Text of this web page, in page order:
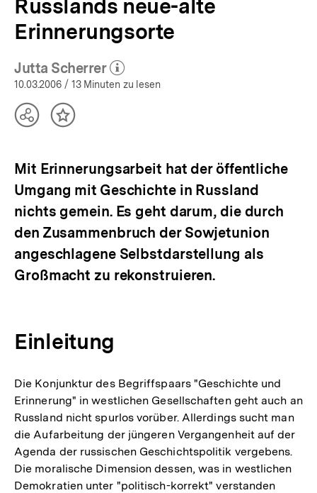
Russlands neue-alte
Erinnerungsorte
Jutta Scherrer
(Mehr zum Autor)
öffnen
10.03.2006 / 13 Minuten zu lesen
TeilenInhalt
Mit Erinnerungsarbeit hat der öffentliche
Umgang mit Geschichte in Russland
nichts gemein. Es geht darum, die durch
den Zusammenbruch der Sowjetunion
angeschlagene Selbstdarstellung als
Großmacht zu rekonstruieren.
Einleitung
Die Konjunktur des Begriffspaars "Geschichte und
Erinnerung" in westlichen Gesellschaften geht auch an
Russland nicht spurlos vorüber. Allerdings sucht man
die Aufarbeitung der jüngeren Vergangenheit auf der
Agenda der russischen Geschichtspolitik vergebens.
Die moralische Dimension dessen, was in westlichen
Demokratien unter "politisch-korrekt" verstanden